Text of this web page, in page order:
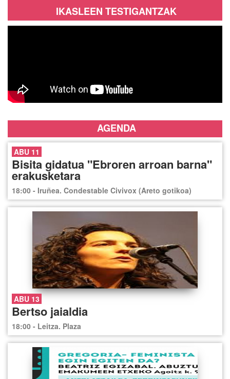
IKASLEEN TESTIGANTZAK
AGENDA
ABU 11
Bisita gidatua "Ebroren arroan barna"
erakusketara
18:00 - Iruñea. Condestable Civivox (Areto gotikoa)
ABU 13
Bertso jaialdia
18:00 - Leitza. Plaza